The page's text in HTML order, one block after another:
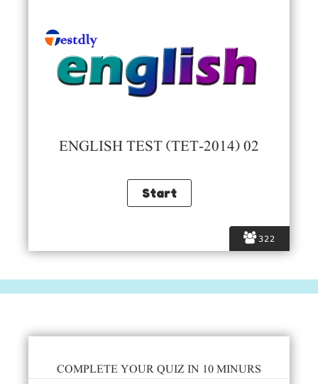
322
ENGLISH TEST (TET-2014) 02
COMPLETE YOUR QUIZ IN 10 MINURS